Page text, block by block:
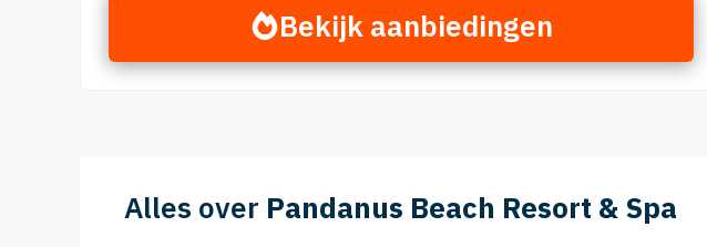
Bekijk aanbiedingen
Alles over Pandanus Beach Resort & Spa